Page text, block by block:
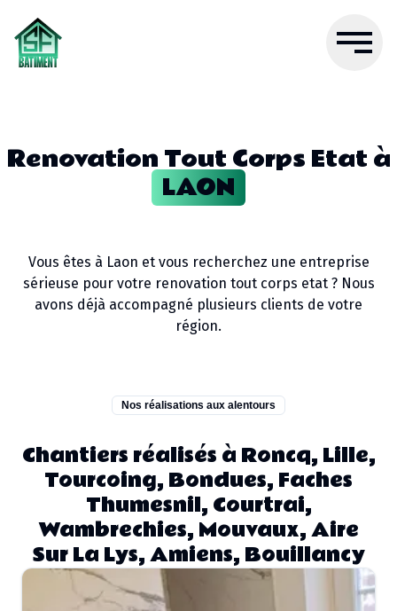
Renovation Tout Corps Etatà
LAON
Vous êtes à Laon et vous recherchez une entreprise
sérieuse pour votre renovation tout corps etat? Nous
avons déjà accompagné plusieurs clients de votre
région.
Nos réalisations aux alentours
Chantiers réalisés à Roncq, Lille,
Tourcoing, Bondues, Faches
Thumesnil, Courtrai,
Wambrechies, Mouvaux, Aire
Sur La Lys, Amiens, Bouillancy